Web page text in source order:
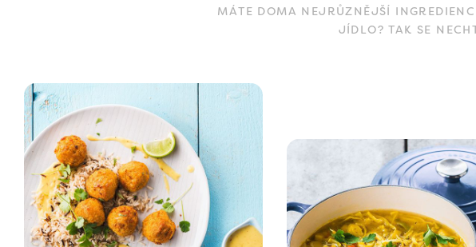
MÁTE DOMA NEJRŮZNĚJŠÍ
JÍDLO? TAK SE